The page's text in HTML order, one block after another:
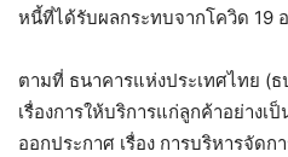
หนี้ที่ได้รับผลกระทบจากโควิด 19
ตามที่ ธนาคารแห่งประเทศไทย (
เรื่องการให้บริการแก่ลูกค้าอย่าง
ออกประกาศ เรื่อง การบริหารจัด